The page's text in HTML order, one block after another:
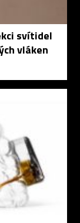
svítidel
vláken